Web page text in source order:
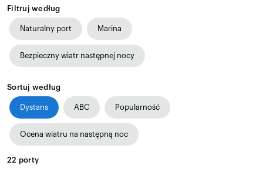
Filtruj według
Naturalny port Marina
Bezpieczny wiatr następnej nocy
Sortuj według
Dystans ABC Popularność
Ocena wiatru na następną noc
22 porty